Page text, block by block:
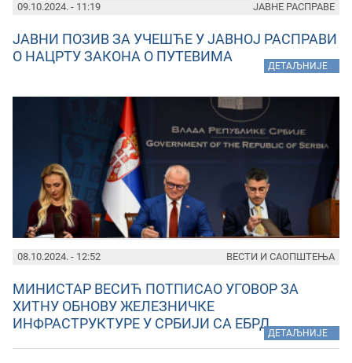
09.10.2024. - 11:19
ЈАВНИ ПОЗИВ ЗА УЧЕШЋЕ У ЈАВНОЈ РАСПРАВИ
О НАЦРТУ ЗАКОНА О ПУТЕВИМА
ДЕТАЉНИЈЕ
ЈАВНЕ РАСПРАВЕ
08.10.2024. - 12:52
МИНИСТАР ВЕСИЋ ПОТПИСАО УГОВОР ЗА
ХИТНУ ОБНОВУ ЖЕЛЕЗНИЧКЕ
ИНФРАСТРУКТУРЕ У СРБИЈИ СА ЕБРД
ДЕТАЉНИЈЕ
ВЕСТИ И САОПШТЕЊА